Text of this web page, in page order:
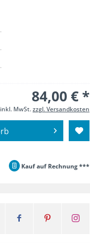
84,00 € *
inkl. MwSt.zzgl. Versandkosten
Kauf auf Rechnung ***